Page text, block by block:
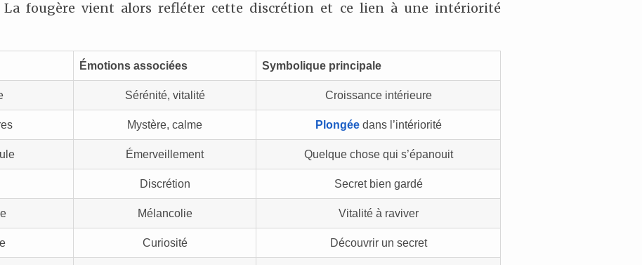
La fougère vient alors refléter cette discrétion et ce lien à une intériorité
Émotions associées Symbolique principale
Sérénité, vitalité Croissance intérieure
Mystère, calme Plongéedans l’intériorité
Émerveillement Quelque chose qui s’épanouit
Discrétion Secret bien gardé
Mélancolie Vitalité à raviver
Curiosité Découvrir un secret